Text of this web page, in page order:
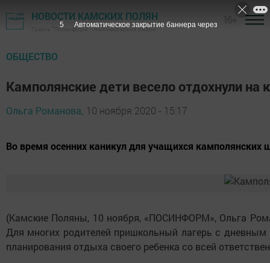
НОВОСТИ КАМСКИХ ПОЛЯН
Газета "Посинформ" - Нижнекамский район
ОБЩЕСТВО
Камполянские дети весело отдохнули на
Ольга Романова, 10 ноября 2020 - 15:17
Во время осенних каникул для учащихся камполянских
(Камские Поляны, 10 ноября, «ПОСИНФОРМ», Ольга
Для многих родителей пришкольный лагерь с
планирования отдыха своего ребенка со всей
4 Автоматическое закрытие баннера через